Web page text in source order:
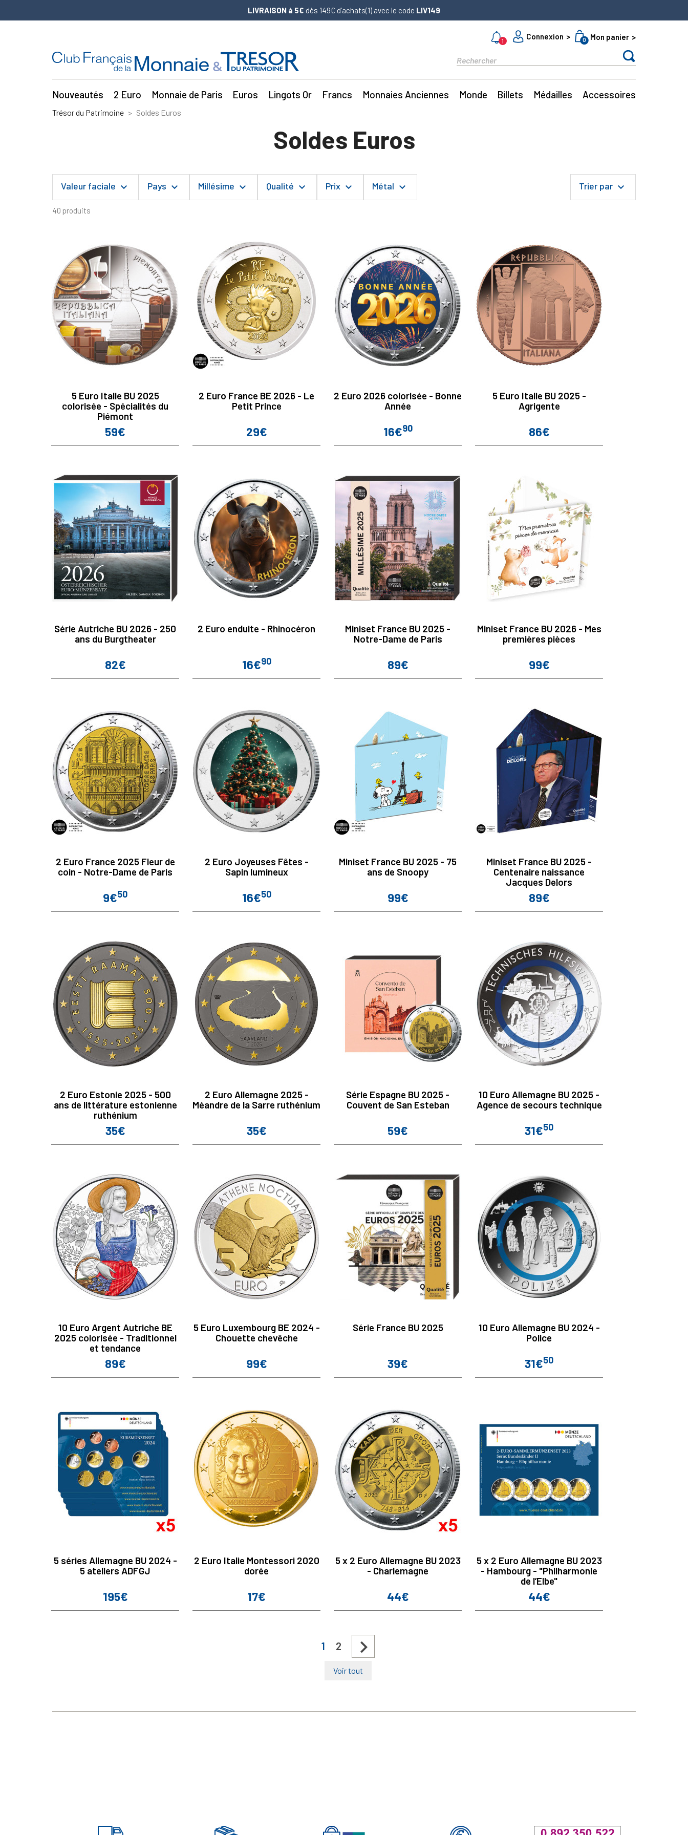
LIVRAISON à 5€ dès 149€ d’achats(1) avec le code LIV149
1
Connexion 0 Mon panier
Nouveautés 2 Euro Monnaie de Paris Euros Lingots Or Francs Monnaies Anciennes Monde Billets Médailles Accessoires
Trésor du Patrimoine Soldes Euros
Soldes Euros
Valeur faciale keyboard_arrow_down Pays keyboard_arrow_down Millésime keyboard_arrow_down Qualité keyboard_arrow_down Prix keyboard_arrow_down Métal keyboard_arrow_down Trier par keyboard_arrow_down
40 produits
5 Euro Italie BU 2025
colorisée - Spécialités du
Piémont
Prix
59€
2 Euro France BE 2026 - Le
Petit Prince
Prix
29€
2 Euro 2026 colorisée - Bonne
Année
Prix
16€90
5 Euro Italie BU 2025 -
Agrigente
Prix
86€
Série Autriche BU 2026 - 250
ans du Burgtheater
Prix
82€
2 Euro enduite - Rhinocéron
Prix
16€90
Miniset France BU 2025 -
Notre-Dame de Paris
Prix
89€
Miniset France BU 2026 - Mes
premières pièces
Prix
99€
2 Euro France 2025 Fleur de
coin - Notre-Dame de Paris
Prix
9€50
2 Euro Joyeuses Fêtes -
Sapin lumineux
Prix
16€50
Miniset France BU 2025 - 75
ans de Snoopy
Prix
99€
Miniset France BU 2025 -
Centenaire naissance
Jacques Delors
Prix
89€
2 Euro Estonie 2025 - 500
ans de littérature estonienne
ruthénium
Prix
35€
2 Euro Allemagne 2025 -
Méandre de la Sarre ruthénium
Prix
35€
Série Espagne BU 2025 -
Couvent de San Esteban
Prix
59€
10 Euro Allemagne BU 2025 -
Agence de secours technique
Prix
31€50
10 Euro Argent Autriche BE
2025 colorisée - Traditionnel
et tendance
Prix
89€
5 Euro Luxembourg BE 2024 -
Chouette chevêche
Prix
99€
Série France BU 2025
Prix
39€
10 Euro Allemagne BU 2024 -
Police
Prix
31€50
5 séries Allemagne BU 2024 -
5 ateliers ADFGJ
Prix
195€
2 Euro Italie Montessori 2020
dorée
Prix
17€
5 x 2 Euro Allemagne BU 2023
- Charlemagne
Prix
44€
5 x 2 Euro Allemagne BU 2023
- Hambourg - "Philharmonie
de lʼElbe"
Prix
44€
1 2 
Voir tout